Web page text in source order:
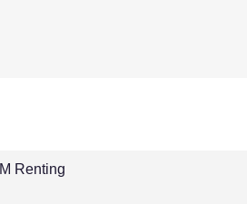
M Renting